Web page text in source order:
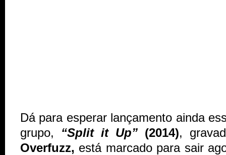
Dá para esperar lançamento ainda
grupo, “Split it Up” (2014),
Overfuzz, está marcado para sair